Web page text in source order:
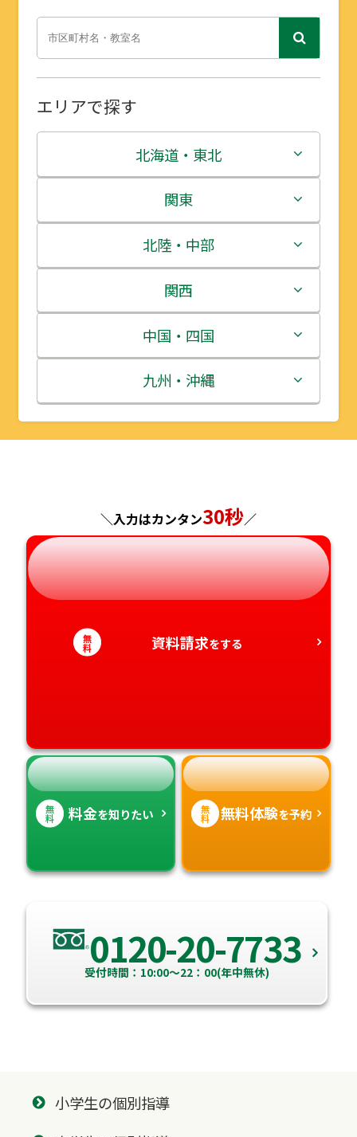
エリアで探す
北海道・東北
北海道
青森県
岩手県
宮城県
秋田県
山形県
関東
茨城県
栃木県
群馬県
埼玉県
千葉県
神奈川県
北陸・中部
新潟県
富山県
石川県
福井県
長野県
岐阜県
静岡県
愛知県
関西
三重県
滋賀県
京都府
兵庫県
奈良県
和歌山県
中国・四国
鳥取県
島根県
広島県
山口県
徳島県
香川県
九州・沖縄
福岡県
長崎県
熊本県
大分県
宮崎県
＼入力はカンタン30秒／
無
料 資料請求をする
無
料 料金を知りたい 無
料 無料体験を予約
0120-20-7733
受付時間：10:00～22：00(年中無休)
小学生の個別指導